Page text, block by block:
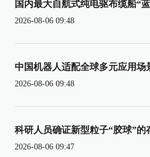
国内最大自航式纯电驱布缆船“
2026-08-06 09:48
中国机器人适配全球多元应用场
2026-08-06 09:48
科研人员确证新型粒子“胶球”的
2026-08-06 09:47